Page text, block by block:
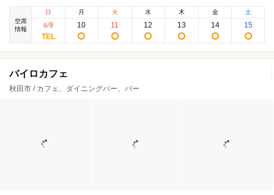
空席
情報
日
8/9
月
10
火
11
水
12
木
13
金
14
土
15
バイロカフェ
秋田市 / カフェ、ダイニングバー、バー